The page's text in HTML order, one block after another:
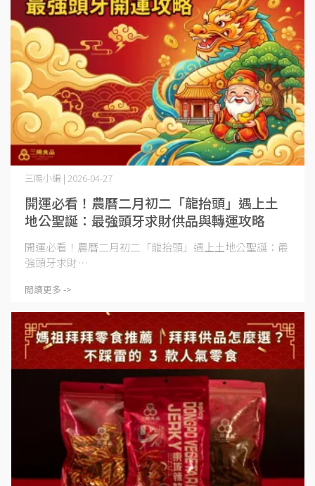
開運必看！農曆二月初二「龍抬頭」遇上土
地公聖誕：最強頭牙求財供品與轉運攻略
三陽小編 | 2026-04-27
開運必看！農曆二月初二「龍抬頭」遇上土地公聖誕：最
強頭牙求財⋯
閱讀更多 ->